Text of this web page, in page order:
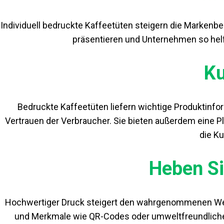
Individuell bedruckte Kaffeetüten steigern die
präsentieren und Unternehmen so
Bedruckte Kaffeetüten liefern wichtige
Vertrauen der Verbraucher. Sie bieten außerdem
die
Heben
Hochwertiger Druck steigert den wahrgenommenen
und Merkmale wie QR-Codes oder